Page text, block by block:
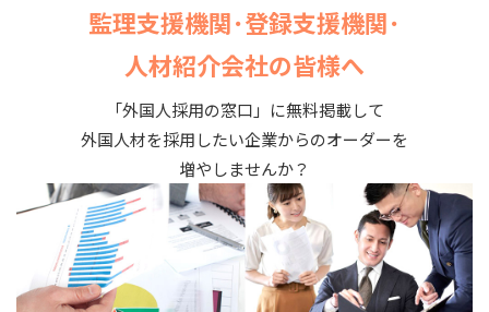
監理支援機関･登録支援機関･
人材紹介会社の皆様へ
「外国人採用の窓口」に無料掲載して
外国人材を採用したい企業からのオーダーを
増やしませんか？